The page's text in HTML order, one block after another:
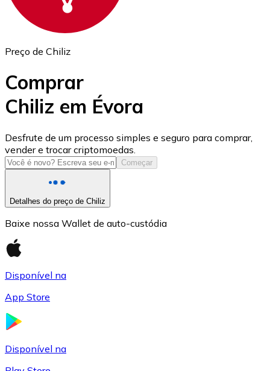
USD Coin
USDC
Preço de Chiliz
Comprar
Chiliz em Évora
Desfrute de um processo simples e seguro para comprar,
vender e trocar criptomoedas.
Começar
Detalhes do preço de Chiliz
Baixe nossa Wallet de auto-custódia
Disponível na
App Store
Disponível na